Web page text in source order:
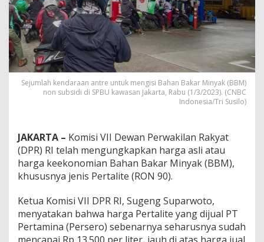
Sejumlah kendaraan antre untuk mengisi Bahan Bakar Minyak (BBM)
non subsidi di SPBU kawasan Jakarta, Rabu (1/3/2023). (CNBC
Indonesia/Tri Susilo)
JAKARTA – Komisi VII Dewan Perwakilan Rakyat
(DPR) RI telah mengungkapkan harga asli atau
harga keekonomian Bahan Bakar Minyak (BBM),
khususnya jenis Pertalite (RON 90).
Ketua Komisi VII DPR RI, Sugeng Suparwoto,
menyatakan bahwa harga Pertalite yang dijual PT
Pertamina (Persero) sebenarnya seharusnya sudah